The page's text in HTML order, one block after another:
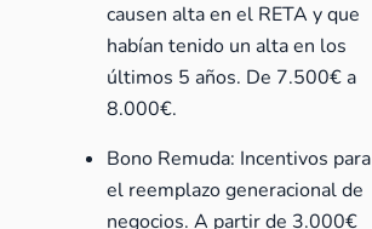
causen alta en el RETA y que
habían tenido un alta en los
últimos 5 años. De 7.500€ a
8.000€.
Bono Remuda: Incentivos para
el reemplazo generacional de
negocios. A partir de 3.000€